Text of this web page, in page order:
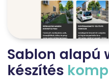
Sablon alapú
készítés